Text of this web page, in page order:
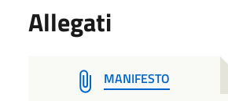
Allegati
MANIFESTO